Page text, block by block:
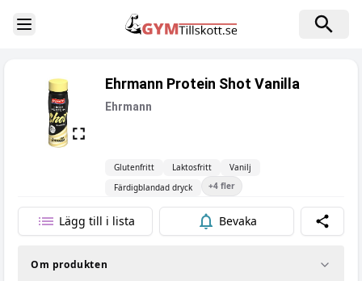
Toggle Sidebar
Ehrmann Protein Shot Vanilla
Ehrmann
Glutenfritt Laktosfritt
Vanilj
Färdigblandad dryck
+4 fler
Lägg till i lista Bevaka Dela
Om produkten